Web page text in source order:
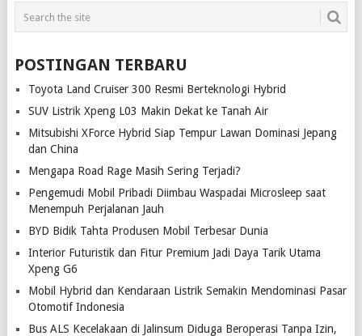
POSTINGAN TERBARU
Toyota Land Cruiser 300 Resmi Berteknologi Hybrid
SUV Listrik Xpeng L03 Makin Dekat ke Tanah Air
Mitsubishi XForce Hybrid Siap Tempur Lawan Dominasi Jepang
dan China
Mengapa Road Rage Masih Sering Terjadi?
Pengemudi Mobil Pribadi Diimbau Waspadai Microsleep saat
Menempuh Perjalanan Jauh
BYD Bidik Tahta Produsen Mobil Terbesar Dunia
Interior Futuristik dan Fitur Premium Jadi Daya Tarik Utama
Xpeng G6
Mobil Hybrid dan Kendaraan Listrik Semakin Mendominasi Pasar
Otomotif Indonesia
Bus ALS Kecelakaan di Jalinsum Diduga Beroperasi Tanpa Izin,